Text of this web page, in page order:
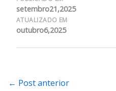
setembro21,2025
ATUALIZADO EM
outubro6,2025
← Post anterior